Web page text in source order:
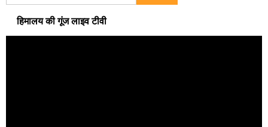
हिमालय की गूंज लाइव टीवी